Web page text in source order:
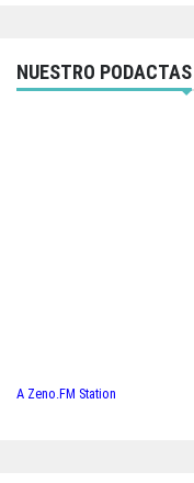
NUESTRO PODACTAS
A Zeno.FM Station